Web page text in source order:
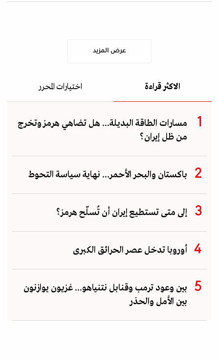
عرض المزيد
الاكثر قراءة اختيارات المحرر
مسارات الطاقة البديلة... هل تضاهي هرمز وتخرج
من ظل إيران؟
باكستان والبحر الأحمر... نهاية سياسة التحوط
إلى متى تستطيع إيران أن تُسلّح هرمز؟
أوروبا تدخل عصر الحرائق الكبرى
بين وعود ترمب وقنابل نتنياهو... غزيون يوازنون
بين الأمل والحذر